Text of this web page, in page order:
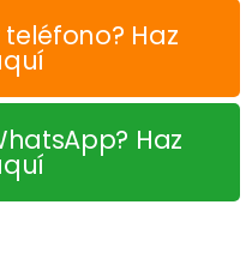
Haz
Haz